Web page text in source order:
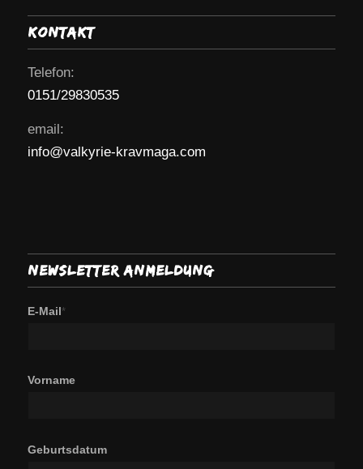
Kontakt
Telefon:
0151/29830535
email:
info@valkyrie-kravmaga.com
Newsletter Anmeldung
E-Mail*
Vorname
Geburtsdatum